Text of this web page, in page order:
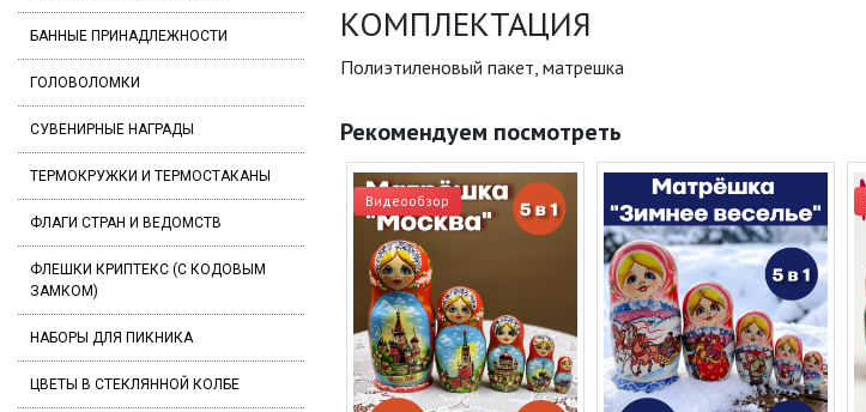
БАННЫЕ ПРИНАДЛЕЖНОСТИ
ГОЛОВОЛОМКИ
СУВЕНИРНЫЕ НАГРАДЫ
ТЕРМОКРУЖКИ И ТЕРМОСТАКАНЫ
ФЛАГИ СТРАН И ВЕДОМСТВ
ФЛЕШКИ КРИПТЕКС (С КОДОВЫМ
ЗАМКОМ)
НАБОРЫ ДЛЯ ПИКНИКА
ЦВЕТЫ В СТЕКЛЯННОЙ КОЛБЕ
КОМПЛЕКТАЦИЯ
Полиэтиленовый пакет, матрешка
Рекомендуем посмотреть
Видеообзор